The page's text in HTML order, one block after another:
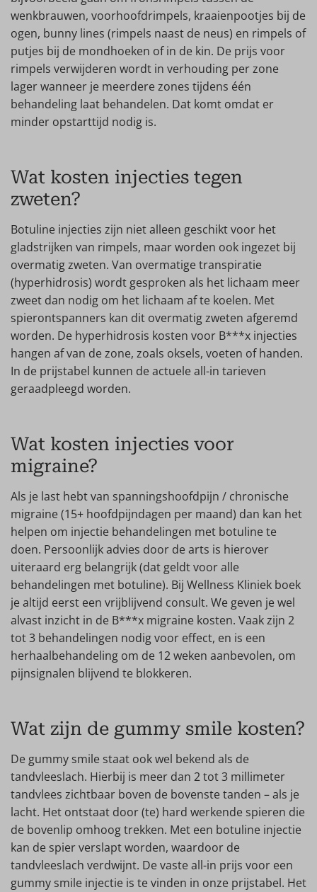
wenkbrauwen, voorhoofdrimpels, kraaienpootjes bij de
ogen, bunny lines (rimpels naast de neus) en rimpels of
putjes bij de mondhoeken of in de kin. De prijs voor
rimpels verwijderen wordt in verhouding per zone
lager wanneer je meerdere zones tijdens één
behandeling laat behandelen. Dat komt omdat er
minder opstarttijd nodig is.
Wat kosten injecties tegen
zweten?
Botuline injecties zijn niet alleen geschikt voor het
gladstrijken van rimpels, maar worden ook ingezet bij
overmatig zweten. Van overmatige transpiratie
(hyperhidrosis) wordt gesproken als het lichaam meer
zweet dan nodig om het lichaam af te koelen. Met
spierontspanners kan dit overmatig zweten afgeremd
worden. De hyperhidrosis kosten voor B***x injecties
hangen af van de zone, zoals oksels, voeten of handen.
In de prijstabel kunnen de actuele all-in tarieven
geraadpleegd worden.
Wat kosten injecties voor
migraine?
Als je last hebt van spanningshoofdpijn / chronische
migraine (15+ hoofdpijndagen per maand) dan kan het
helpen om injectie behandelingen met botuline te
doen. Persoonlijk advies door de arts is hierover
uiteraard erg belangrijk (dat geldt voor alle
behandelingen met botuline). Bij Wellness Kliniek boek
je altijd eerst een vrijblijvend consult. We geven je wel
alvast inzicht in de B***x migraine kosten. Vaak zijn 2
tot 3 behandelingen nodig voor effect, en is een
herhaalbehandeling om de 12 weken aanbevolen, om
pijnsignalen blijvend te blokkeren.
Wat zijn de gummy smile kosten?
De gummy smile staat ook wel bekend als de
tandvleeslach. Hierbij is meer dan 2 tot 3 millimeter
tandvlees zichtbaar boven de bovenste tanden – als je
lacht. Het ontstaat door (te) hard werkende spieren die
de bovenlip omhoog trekken. Met een botuline injectie
kan de spier verslapt worden, waardoor de
tandvleeslach verdwijnt. De vaste all-in prijs voor een
gummy smile injectie is te vinden in onze prijstabel. Het